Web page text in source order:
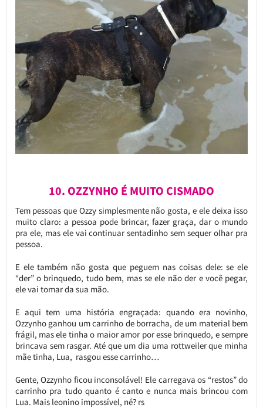
10. OZZYNHO É MUITO CISMADO
Tem pessoas que Ozzy simplesmente não gosta, e ele deixa isso
muito claro: a pessoa pode brincar, fazer graça, dar o mundo
pra ele, mas ele vai continuar sentadinho sem sequer olhar pra
pessoa.
E ele também não gosta que peguem nas coisas dele: se ele
“der” o brinquedo, tudo bem, mas se ele não der e você pegar,
ele vai tomar da sua mão.
E aqui tem uma história engraçada: quando era novinho,
Ozzynho ganhou um carrinho de borracha, de um material bem
frágil, mas ele tinha o maior amor por esse brinquedo, e sempre
brincava sem rasgar. Até que um dia uma rottweiler que minha
mãe tinha, Lua, rasgou esse carrinho…
Gente, Ozzynho ficou inconsolável! Ele carregava os “restos” do
carrinho pra tudo quanto é canto e nunca mais brincou com
Lua. Mais leonino impossível, né? rs